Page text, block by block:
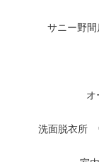
サニー野
洗面脱衣所